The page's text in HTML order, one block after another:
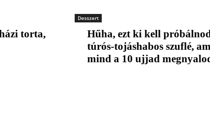
torta,
Desszert
Hűha, ezt ki kell
túrós-tojáshabos szuflé,
mind a 10 ujjad